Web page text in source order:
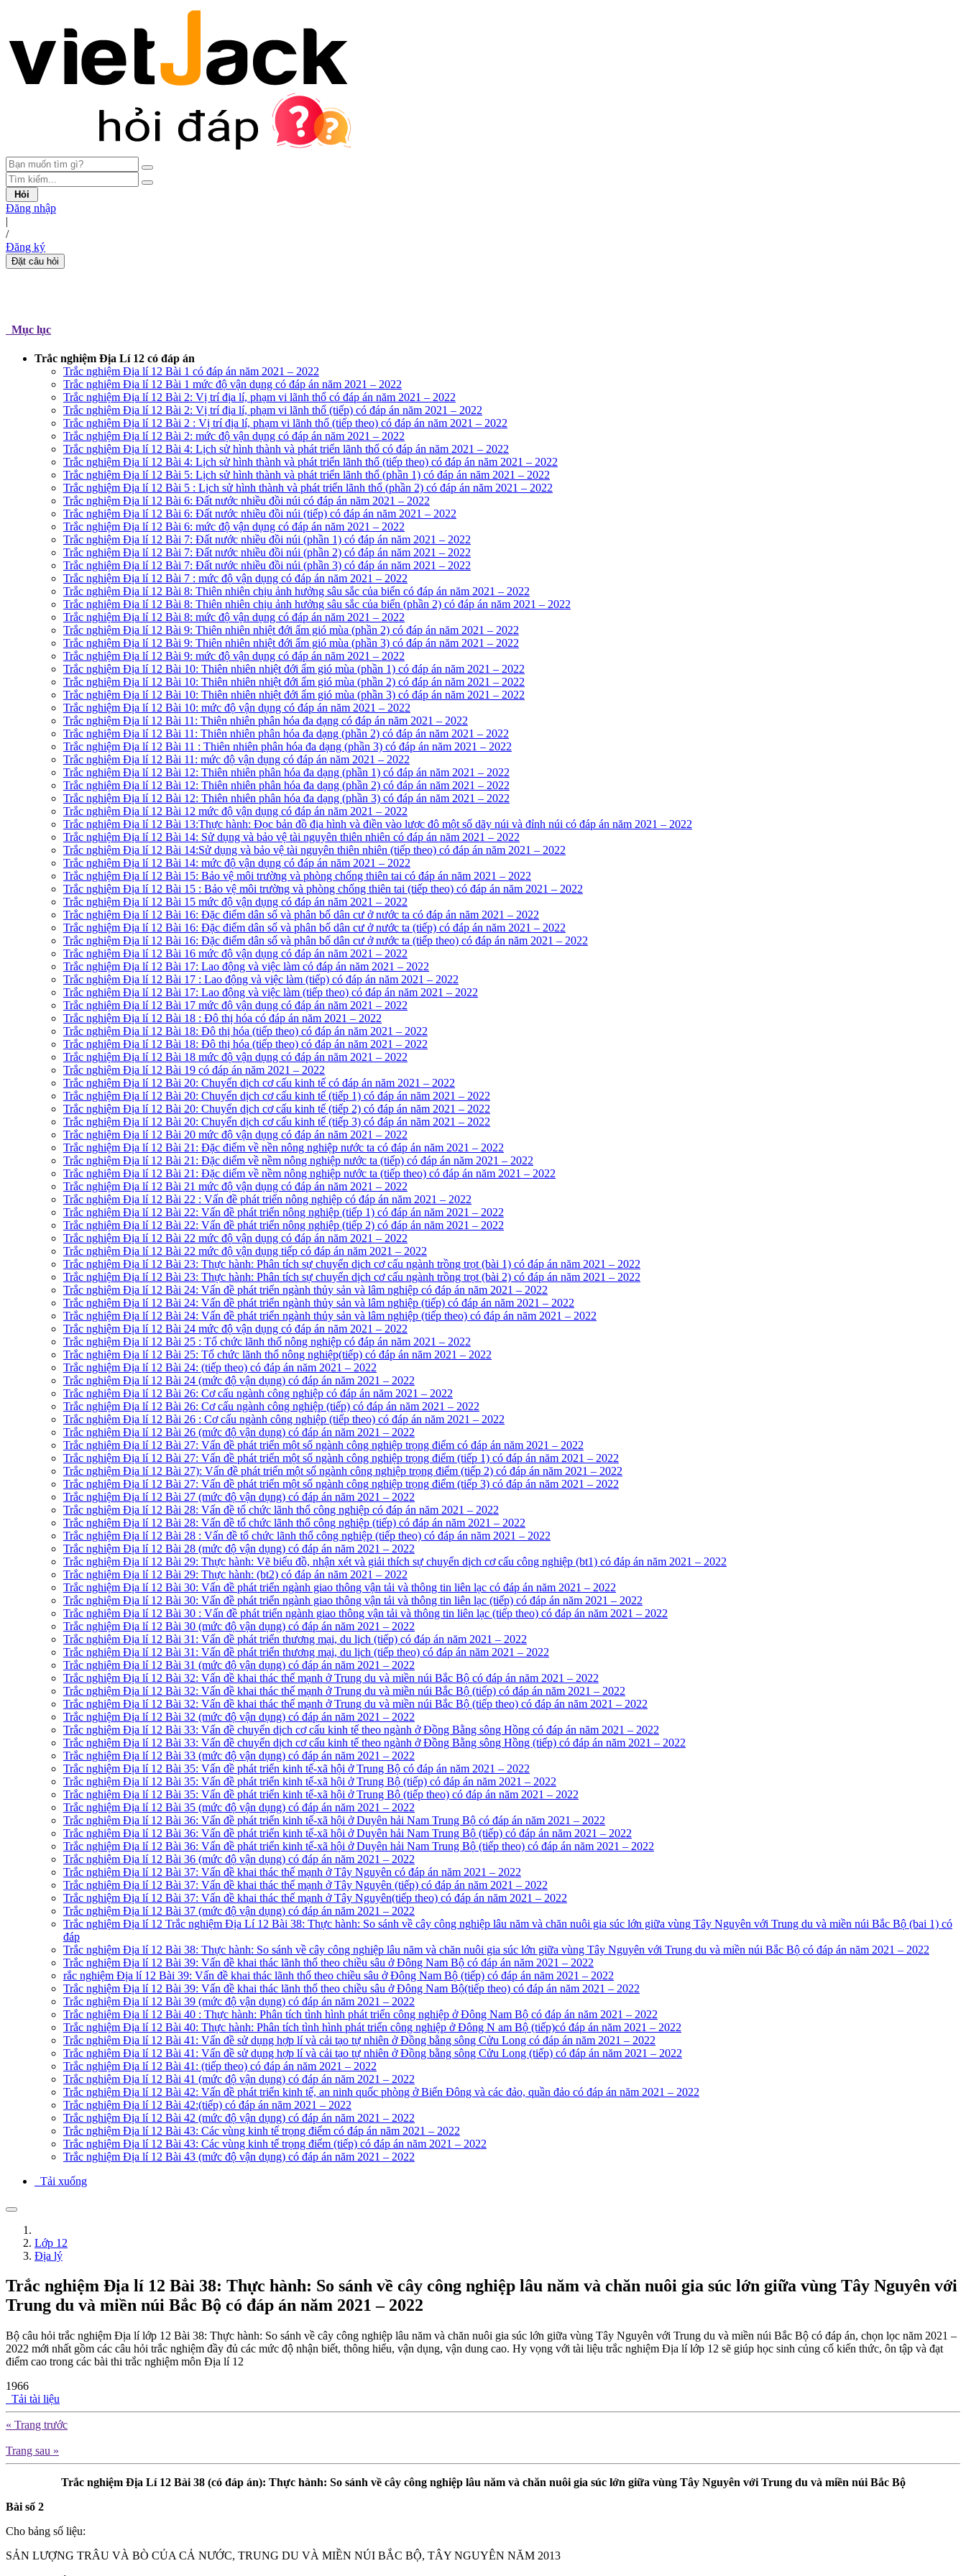
Hỏi
Đăng nhập
|
/
Đăng ký
Đặt câu hỏi
Mục lục
Trắc nghiệm Địa Lí 12 có đáp án
Trắc nghiệm Địa lí 12 Bài 1 có đáp án năm 2021 – 2022
Trắc nghiệm Địa lí 12 Bài 1 mức độ vận dụng có đáp án năm 2021 – 2022
Trắc nghiệm Địa lí 12 Bài 2: Vị trí địa lí, phạm vi lãnh thổ có đáp án năm 2021 – 2022
Trắc nghiệm Địa lí 12 Bài 2: Vị trí địa lí, phạm vi lãnh thổ (tiếp) có đáp án năm 2021 – 2022
Trắc nghiệm Địa lí 12 Bài 2 : Vị trí địa lí, phạm vi lãnh thổ (tiếp theo) có đáp án năm 2021 – 2022
Trắc nghiệm Địa lí 12 Bài 2: mức độ vận dụng có đáp án năm 2021 – 2022
Trắc nghiệm Địa lí 12 Bài 4: Lịch sử hình thành và phát triển lãnh thổ có đáp án năm 2021 – 2022
Trắc nghiệm Địa lí 12 Bài 4: Lịch sử hình thành và phát triển lãnh thổ (tiếp theo) có đáp án năm 2021 – 2022
Trắc nghiệm Địa lí 12 Bài 5: Lịch sử hình thành và phát triển lãnh thổ (phần 1) có đáp án năm 2021 – 2022
Trắc nghiệm Địa lí 12 Bài 5 : Lịch sử hình thành và phát triển lãnh thổ (phần 2) có đáp án năm 2021 – 2022
Trắc nghiệm Địa lí 12 Bài 6: Đất nước nhiều đồi núi có đáp án năm 2021 – 2022
Trắc nghiệm Địa lí 12 Bài 6: Đất nước nhiều đồi núi (tiếp) có đáp án năm 2021 – 2022
Trắc nghiệm Địa lí 12 Bài 6: mức độ vận dụng có đáp án năm 2021 – 2022
Trắc nghiệm Địa lí 12 Bài 7: Đất nước nhiều đồi núi (phần 1) có đáp án năm 2021 – 2022
Trắc nghiệm Địa lí 12 Bài 7: Đất nước nhiều đồi núi (phần 2) có đáp án năm 2021 – 2022
Trắc nghiệm Địa lí 12 Bài 7: Đất nước nhiều đồi núi (phần 3) có đáp án năm 2021 – 2022
Trắc nghiệm Địa lí 12 Bài 7 : mức độ vận dụng có đáp án năm 2021 – 2022
Trắc nghiệm Địa lí 12 Bài 8: Thiên nhiên chịu ảnh hưởng sâu sắc của biển có đáp án năm 2021 – 2022
Trắc nghiệm Địa lí 12 Bài 8: Thiên nhiên chịu ảnh hưởng sâu sắc của biển (phần 2) có đáp án năm 2021 – 2022
Trắc nghiệm Địa lí 12 Bài 8: mức độ vận dụng có đáp án năm 2021 – 2022
Trắc nghiệm Địa lí 12 Bài 9: Thiên nhiên nhiệt đới ẩm gió mùa (phần 2) có đáp án năm 2021 – 2022
Trắc nghiệm Địa lí 12 Bài 9: Thiên nhiên nhiệt đới ẩm gió mùa (phần 3) có đáp án năm 2021 – 2022
Trắc nghiệm Địa lí 12 Bài 9: mức độ vận dụng có đáp án năm 2021 – 2022
Trắc nghiệm Địa lí 12 Bài 10: Thiên nhiên nhiệt đới ẩm gió mùa (phần 1) có đáp án năm 2021 – 2022
Trắc nghiệm Địa lí 12 Bài 10: Thiên nhiên nhiệt đới ẩm gió mùa (phần 2) có đáp án năm 2021 – 2022
Trắc nghiệm Địa lí 12 Bài 10: Thiên nhiên nhiệt đới ẩm gió mùa (phần 3) có đáp án năm 2021 – 2022
Trắc nghiệm Địa lí 12 Bài 10: mức độ vận dụng có đáp án năm 2021 – 2022
Trắc nghiệm Địa lí 12 Bài 11: Thiên nhiên phân hóa đa dạng có đáp án năm 2021 – 2022
Trắc nghiệm Địa lí 12 Bài 11: Thiên nhiên phân hóa đa dạng (phần 2) có đáp án năm 2021 – 2022
Trắc nghiệm Địa lí 12 Bài 11 : Thiên nhiên phân hóa đa dạng (phần 3) có đáp án năm 2021 – 2022
Trắc nghiệm Địa lí 12 Bài 11: mức độ vận dụng có đáp án năm 2021 – 2022
Trắc nghiệm Địa lí 12 Bài 12: Thiên nhiên phân hóa đa dạng (phần 1) có đáp án năm 2021 – 2022
Trắc nghiệm Địa lí 12 Bài 12: Thiên nhiên phân hóa đa dạng (phần 2) có đáp án năm 2021 – 2022
Trắc nghiệm Địa lí 12 Bài 12: Thiên nhiên phân hóa đa dạng (phần 3) có đáp án năm 2021 – 2022
Trắc nghiệm Địa lí 12 Bài 12 mức độ vận dụng có đáp án năm 2021 – 2022
Trắc nghiệm Địa lí 12 Bài 13:Thực hành: Đọc bản đồ địa hình và điền vào lược đô một số dãy núi và đỉnh núi có đáp án năm 2021 – 2022
Trắc nghiệm Địa lí 12 Bài 14: Sử dụng và bảo vệ tài nguyên thiên nhiên có đáp án năm 2021 – 2022
Trắc nghiệm Địa lí 12 Bài 14:Sử dụng và bảo vệ tài nguyên thiên nhiên (tiếp theo) có đáp án năm 2021 – 2022
Trắc nghiệm Địa lí 12 Bài 14: mức độ vận dụng có đáp án năm 2021 – 2022
Trắc nghiệm Địa lí 12 Bài 15: Bảo vệ môi trường và phòng chống thiên tai có đáp án năm 2021 – 2022
Trắc nghiệm Địa lí 12 Bài 15 : Bảo vệ môi trường và phòng chống thiên tai (tiếp theo) có đáp án năm 2021 – 2022
Trắc nghiệm Địa lí 12 Bài 15 mức độ vận dụng có đáp án năm 2021 – 2022
Trắc nghiệm Địa lí 12 Bài 16: Đặc điểm dân số và phân bố dân cư ở nước ta có đáp án năm 2021 – 2022
Trắc nghiệm Địa lí 12 Bài 16: Đặc điểm dân số và phân bố dân cư ở nước ta (tiếp) có đáp án năm 2021 – 2022
Trắc nghiệm Địa lí 12 Bài 16: Đặc điểm dân số và phân bố dân cư ở nước ta (tiếp theo) có đáp án năm 2021 – 2022
Trắc nghiệm Địa lí 12 Bài 16 mức độ vận dụng có đáp án năm 2021 – 2022
Trắc nghiệm Địa lí 12 Bài 17: Lao động và việc làm có đáp án năm 2021 – 2022
Trắc nghiệm Địa lí 12 Bài 17 : Lao động và việc làm (tiếp) có đáp án năm 2021 – 2022
Trắc nghiệm Địa lí 12 Bài 17: Lao động và việc làm (tiếp theo) có đáp án năm 2021 – 2022
Trắc nghiệm Địa lí 12 Bài 17 mức độ vận dụng có đáp án năm 2021 – 2022
Trắc nghiệm Địa lí 12 Bài 18 : Đô thị hóa có đáp án năm 2021 – 2022
Trắc nghiệm Địa lí 12 Bài 18: Đô thị hóa (tiếp theo) có đáp án năm 2021 – 2022
Trắc nghiệm Địa lí 12 Bài 18: Đô thị hóa (tiếp theo) có đáp án năm 2021 – 2022
Trắc nghiệm Địa lí 12 Bài 18 mức độ vận dụng có đáp án năm 2021 – 2022
Trắc nghiệm Địa lí 12 Bài 19 có đáp án năm 2021 – 2022
Trắc nghiệm Địa lí 12 Bài 20: Chuyển dịch cơ cấu kinh tế có đáp án năm 2021 – 2022
Trắc nghiệm Địa lí 12 Bài 20: Chuyển dịch cơ cấu kinh tế (tiếp 1) có đáp án năm 2021 – 2022
Trắc nghiệm Địa lí 12 Bài 20: Chuyển dịch cơ cấu kinh tế (tiếp 2) có đáp án năm 2021 – 2022
Trắc nghiệm Địa lí 12 Bài 20: Chuyển dịch cơ cấu kinh tế (tiếp 3) có đáp án năm 2021 – 2022
Trắc nghiệm Địa lí 12 Bài 20 mức độ vận dụng có đáp án năm 2021 – 2022
Trắc nghiệm Địa lí 12 Bài 21: Đặc điểm về nền nông nghiệp nước ta có đáp án năm 2021 – 2022
Trắc nghiệm Địa lí 12 Bài 21: Đặc diểm về nềm nông nghiệp nước ta (tiếp) có đáp án năm 2021 – 2022
Trắc nghiệm Địa lí 12 Bài 21: Đặc diểm về nềm nông nghiệp nước ta (tiếp theo) có đáp án năm 2021 – 2022
Trắc nghiệm Địa lí 12 Bài 21 mức độ vận dụng có đáp án năm 2021 – 2022
Trắc nghiệm Địa lí 12 Bài 22 : Vấn đề phát triển nông nghiệp có đáp án năm 2021 – 2022
Trắc nghiệm Địa lí 12 Bài 22: Vấn đề phát triển nông nghiệp (tiếp 1) có đáp án năm 2021 – 2022
Trắc nghiệm Địa lí 12 Bài 22: Vấn đề phát triển nông nghiệp (tiếp 2) có đáp án năm 2021 – 2022
Trắc nghiệm Địa lí 12 Bài 22 mức độ vận dụng có đáp án năm 2021 – 2022
Trắc nghiệm Địa lí 12 Bài 22 mức độ vận dụng tiếp có đáp án năm 2021 – 2022
Trắc nghiệm Địa lí 12 Bài 23: Thực hành: Phân tích sự chuyển dịch cơ cấu ngành trồng trọt (bài 1) có đáp án năm 2021 – 2022
Trắc nghiệm Địa lí 12 Bài 23: Thực hành: Phân tích sự chuyển dịch cơ cấu ngành trồng trọt (bài 2) có đáp án năm 2021 – 2022
Trắc nghiệm Địa lí 12 Bài 24: Vấn đề phát triển ngành thủy sản và lâm nghiệp có đáp án năm 2021 – 2022
Trắc nghiệm Địa lí 12 Bài 24: Vấn đề phát triển ngành thủy sản và lâm nghiệp (tiếp) có đáp án năm 2021 – 2022
Trắc nghiệm Địa lí 12 Bài 24: Vấn đề phát triển ngành thủy sản và lâm nghiệp (tiếp theo) có đáp án năm 2021 – 2022
Trắc nghiệm Địa lí 12 Bài 24 mức độ vận dụng có đáp án năm 2021 – 2022
Trắc nghiệm Địa lí 12 Bài 25 : Tổ chức lãnh thổ nông nghiệp có đáp án năm 2021 – 2022
Trắc nghiệm Địa lí 12 Bài 25: Tổ chức lãnh thổ nông nghiệp(tiếp) có đáp án năm 2021 – 2022
Trắc nghiệm Địa lí 12 Bài 24: (tiếp theo) có đáp án năm 2021 – 2022
Trắc nghiệm Địa lí 12 Bài 24 (mức độ vận dụng) có đáp án năm 2021 – 2022
Trắc nghiệm Địa lí 12 Bài 26: Cơ cấu ngành công nghiệp có đáp án năm 2021 – 2022
Trắc nghiệm Địa lí 12 Bài 26: Cơ cấu ngành công nghiệp (tiếp) có đáp án năm 2021 – 2022
Trắc nghiệm Địa lí 12 Bài 26 : Cơ cấu ngành công nghiệp (tiếp theo) có đáp án năm 2021 – 2022
Trắc nghiệm Địa lí 12 Bài 26 (mức độ vận dụng) có đáp án năm 2021 – 2022
Trắc nghiệm Địa lí 12 Bài 27: Vấn đề phát triển một số ngành công nghiệp trọng điểm có đáp án năm 2021 – 2022
Trắc nghiệm Địa lí 12 Bài 27: Vấn đề phát triển một số ngành công nghiệp trọng điểm (tiếp 1) có đáp án năm 2021 – 2022
Trắc nghiệm Địa lí 12 Bài 27): Vấn đề phát triển một số ngành công nghiệp trọng điểm (tiếp 2) có đáp án năm 2021 – 2022
Trắc nghiệm Địa lí 12 Bài 27: Vấn đề phát triển một số ngành công nghiệp trọng điểm (tiếp 3) có đáp án năm 2021 – 2022
Trắc nghiệm Địa lí 12 Bài 27 (mức độ vận dụng) có đáp án năm 2021 – 2022
Trắc nghiệm Địa lí 12 Bài 28: Vấn đề tổ chức lãnh thổ công nghiệp có đáp án năm 2021 – 2022
Trắc nghiệm Địa lí 12 Bài 28: Vấn đề tổ chức lãnh thổ công nghiệp (tiếp) có đáp án năm 2021 – 2022
Trắc nghiệm Địa lí 12 Bài 28 : Vấn đề tổ chức lãnh thổ công nghiệp (tiếp theo) có đáp án năm 2021 – 2022
Trắc nghiệm Địa lí 12 Bài 28 (mức độ vận dụng) có đáp án năm 2021 – 2022
Trắc nghiệm Địa lí 12 Bài 29: Thực hành: Vẽ biểu đồ, nhận xét và giải thích sự chuyển dịch cơ cấu công nghiệp (bt1) có đáp án năm 2021 – 2022
Trắc nghiệm Địa lí 12 Bài 29: Thực hành: (bt2) có đáp án năm 2021 – 2022
Trắc nghiệm Địa lí 12 Bài 30: Vấn đề phát triển ngành giao thông vận tải và thông tin liên lạc có đáp án năm 2021 – 2022
Trắc nghiệm Địa lí 12 Bài 30: Vấn đề phát triển ngành giao thông vận tải và thông tin liên lạc (tiếp) có đáp án năm 2021 – 2022
Trắc nghiệm Địa lí 12 Bài 30 : Vấn đề phát triển ngành giao thông vận tải và thông tin liên lạc (tiếp theo) có đáp án năm 2021 – 2022
Trắc nghiệm Địa lí 12 Bài 30 (mức độ vận dụng) có đáp án năm 2021 – 2022
Trắc nghiệm Địa lí 12 Bài 31: Vấn đề phát triển thương mại, du lịch (tiếp) có đáp án năm 2021 – 2022
Trắc nghiệm Địa lí 12 Bài 31: Vấn đề phát triển thương mại, du lịch (tiếp theo) có đáp án năm 2021 – 2022
Trắc nghiệm Địa lí 12 Bài 31 (mức độ vận dụng) có đáp án năm 2021 – 2022
Trắc nghiệm Địa lí 12 Bài 32: Vấn đề khai thác thế mạnh ở Trung du và miền núi Bắc Bộ có đáp án năm 2021 – 2022
Trắc nghiệm Địa lí 12 Bài 32: Vấn đề khai thác thế mạnh ở Trung du và miền núi Bắc Bộ (tiếp) có đáp án năm 2021 – 2022
Trắc nghiệm Địa lí 12 Bài 32: Vấn đề khai thác thế mạnh ở Trung du và miền núi Bắc Bộ (tiếp theo) có đáp án năm 2021 – 2022
Trắc nghiệm Địa lí 12 Bài 32 (mức độ vận dụng) có đáp án năm 2021 – 2022
Trắc nghiệm Địa lí 12 Bài 33: Vấn đề chuyển dịch cơ cấu kinh tế theo ngành ở Đồng Bằng sông Hồng có đáp án năm 2021 – 2022
Trắc nghiệm Địa lí 12 Bài 33: Vấn đề chuyển dịch cơ cấu kinh tế theo ngành ở Đồng Bằng sông Hồng (tiếp) có đáp án năm 2021 – 2022
Trắc nghiệm Địa lí 12 Bài 33 (mức độ vận dụng) có đáp án năm 2021 – 2022
Trắc nghiệm Địa lí 12 Bài 35: Vấn đề phát triển kinh tế-xã hội ở Trung Bộ có đáp án năm 2021 – 2022
Trắc nghiệm Địa lí 12 Bài 35: Vấn đề phát triển kinh tế-xã hội ở Trung Bộ (tiếp) có đáp án năm 2021 – 2022
Trắc nghiệm Địa lí 12 Bài 35: Vấn đề phát triển kinh tế-xã hội ở Trung Bộ (tiếp theo) có đáp án năm 2021 – 2022
Trắc nghiệm Địa lí 12 Bài 35 (mức độ vận dụng) có đáp án năm 2021 – 2022
Trắc nghiệm Địa lí 12 Bài 36: Vấn đề phát triển kinh tế-xã hội ở Duyên hải Nam Trung Bộ có đáp án năm 2021 – 2022
Trắc nghiệm Địa lí 12 Bài 36: Vấn đề phát triển kinh tế-xã hội ở Duyên hải Nam Trung Bộ (tiếp) có đáp án năm 2021 – 2022
Trắc nghiệm Địa lí 12 Bài 36: Vấn đề phát triển kinh tế-xã hội ở Duyên hải Nam Trung Bộ (tiếp theo) có đáp án năm 2021 – 2022
Trắc nghiệm Địa lí 12 Bài 36 (mức độ vận dụng) có đáp án năm 2021 – 2022
Trắc nghiệm Địa lí 12 Bài 37: Vấn đề khai thác thế mạnh ở Tây Nguyên có đáp án năm 2021 – 2022
Trắc nghiệm Địa lí 12 Bài 37: Vấn đề khai thác thế mạnh ở Tây Nguyên (tiếp) có đáp án năm 2021 – 2022
Trắc nghiệm Địa lí 12 Bài 37: Vấn đề khai thác thế mạnh ở Tây Nguyên(tiếp theo) có đáp án năm 2021 – 2022
Trắc nghiệm Địa lí 12 Bài 37 (mức độ vận dụng) có đáp án năm 2021 – 2022
Trắc nghiệm Địa lí 12 Trắc nghiệm Địa Lí 12 Bài 38: Thực hành: So sánh về cây công nghiệp lâu năm và chăn nuôi gia súc lớn giữa vùng Tây Nguyên với Trung du và miền núi Bắc Bộ (bai 1) có
đáp
Trắc nghiệm Địa lí 12 Bài 38: Thực hành: So sánh về cây công nghiệp lâu năm và chăn nuôi gia súc lớn giữa vùng Tây Nguyên với Trung du và miền núi Bắc Bộ có đáp án năm 2021 – 2022
Trắc nghiệm Địa lí 12 Bài 39: Vấn đề khai thác lãnh thổ theo chiều sâu ở Đông Nam Bộ có đáp án năm 2021 – 2022
rắc nghiệm Địa lí 12 Bài 39: Vấn đề khai thác lãnh thổ theo chiều sâu ở Đông Nam Bộ (tiếp) có đáp án năm 2021 – 2022
Trắc nghiệm Địa lí 12 Bài 39: Vấn đề khai thác lãnh thổ theo chiều sâu ở Đông Nam Bộ(tiếp theo) có đáp án năm 2021 – 2022
Trắc nghiệm Địa lí 12 Bài 39 (mức độ vận dụng) có đáp án năm 2021 – 2022
Trắc nghiệm Địa lí 12 Bài 40 : Thực hành: Phân tích tình hình phát triển công nghiệp ở Đông Nam Bộ có đáp án năm 2021 – 2022
Trắc nghiệm Địa lí 12 Bài 40: Thực hành: Phân tích tình hình phát triển công nghiệp ở Đông N am Bộ (tiếp)có đáp án năm 2021 – 2022
Trắc nghiệm Địa lí 12 Bài 41: Vấn đề sử dụng hợp lí và cải tạo tự nhiên ở Đồng bằng sông Cửu Long có đáp án năm 2021 – 2022
Trắc nghiệm Địa lí 12 Bài 41: Vấn đề sử dụng hợp lí và cải tạo tự nhiên ở Đồng bằng sông Cửu Long (tiếp) có đáp án năm 2021 – 2022
Trắc nghiệm Địa lí 12 Bài 41: (tiếp theo) có đáp án năm 2021 – 2022
Trắc nghiệm Địa lí 12 Bài 41 (mức độ vận dụng) có đáp án năm 2021 – 2022
Trắc nghiệm Địa lí 12 Bài 42: Vấn đề phát triển kinh tế, an ninh quốc phòng ở Biển Đông và các đảo, quần đảo có đáp án năm 2021 – 2022
Trắc nghiệm Địa lí 12 Bài 42:(tiếp) có đáp án năm 2021 – 2022
Trắc nghiệm Địa lí 12 Bài 42 (mức độ vận dụng) có đáp án năm 2021 – 2022
Trắc nghiệm Địa lí 12 Bài 43: Các vùng kinh tế trọng điểm có đáp án năm 2021 – 2022
Trắc nghiệm Địa lí 12 Bài 43: Các vùng kinh tế trọng điểm (tiếp) có đáp án năm 2021 – 2022
Trắc nghiệm Địa lí 12 Bài 43 (mức độ vận dụng) có đáp án năm 2021 – 2022
Tải xuống
Lớp 12
Địa lý
Trắc nghiệm Địa lí 12 Bài 38: Thực hành: So sánh về cây công nghiệp lâu năm và chăn nuôi gia súc lớn giữa vùng Tây Nguyên với
Trung du và miền núi Bắc Bộ có đáp án năm 2021 – 2022
Bộ câu hỏi trắc nghiệm Địa lí lớp 12 Bài 38: Thực hành: So sánh về cây công nghiệp lâu năm và chăn nuôi gia súc lớn giữa vùng Tây Nguyên với Trung du và miền núi Bắc Bộ có đáp án, chọn lọc năm 2021 –
2022 mới nhất gồm các câu hỏi trắc nghiệm đầy đủ các mức độ nhận biết, thông hiểu, vận dụng, vận dung cao. Hy vọng với tài liệu trắc nghiệm Địa lí lớp 12 sẽ giúp học sinh củng cố kiến thức, ôn tập và đạt
điểm cao trong các bài thi trắc nghiệm môn Địa lí 12
1966
Tải tài liệu
« Trang trước
Trang sau »
Trắc nghiệm Địa Lí 12 Bài 38 (có đáp án): Thực hành: So sánh về cây công nghiệp lâu năm và chăn nuôi gia súc lớn giữa vùng Tây Nguyên với Trung du và miền núi Bắc Bộ
Bài số 2
Cho bảng số liệu:
SẢN LƯỢNG TRÂU VÀ BÒ CỦA CẢ NƯỚC, TRUNG DU VÀ MIỀN NÚI BẮC BỘ, TÂY NGUYÊN NĂM 2013